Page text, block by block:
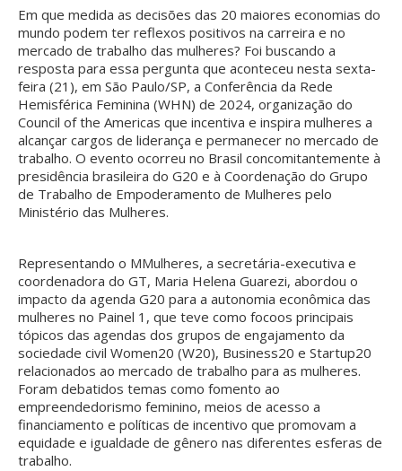
Em que medida as decisões das 20 maiores economias do
mundo podem ter reflexos positivos na carreira e no
mercado de trabalho das mulheres? Foi buscando a
resposta para essa pergunta que aconteceu nesta sexta-
feira (21), em São Paulo/SP, a Conferência da Rede
Hemisférica Feminina (WHN) de 2024, organização do
Council of the Americas que incentiva e inspira mulheres a
alcançar cargos de liderança e permanecer no mercado de
trabalho. O evento ocorreu no Brasil concomitantemente à
presidência brasileira do G20 e à Coordenação do Grupo
de Trabalho de Empoderamento de Mulheres pelo
Ministério das Mulheres.
Representando o MMulheres, a secretária-executiva e
coordenadora do GT, Maria Helena Guarezi, abordou o
impacto da agenda G20 para a autonomia econômica das
mulheres no Painel 1, que teve como focoos principais
tópicos das agendas dos grupos de engajamento da
sociedade civil Women20 (W20), Business20 e Startup20
relacionados ao mercado de trabalho para as mulheres.
Foram debatidos temas como fomento ao
empreendedorismo feminino, meios de acesso a
financiamento e políticas de incentivo que promovam a
equidade e igualdade de gênero nas diferentes esferas de
trabalho.